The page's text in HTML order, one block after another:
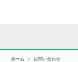
ホーム お問い合わせ